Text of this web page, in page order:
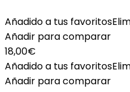
Añadido a tus favoritos
Añadir para comparar
18,00€
Añadido a tus favoritos
Añadir para comparar